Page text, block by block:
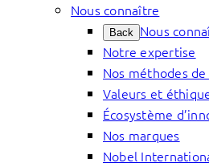
Nous connaître
Back Nous
Notre expertise
Nos méthodes
Valeurs et
Écosystème
Nos marques
Nobel